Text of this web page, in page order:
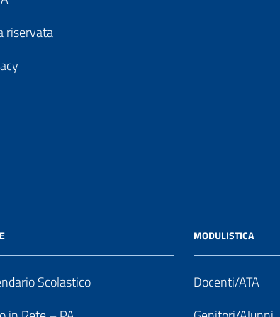
riservata
Scolastico
MODULISTICA
Docenti/ATA